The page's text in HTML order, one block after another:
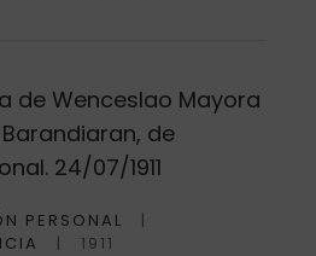
de Wenceslao Mayora
de
24/07/1911
PERSONAL
1911